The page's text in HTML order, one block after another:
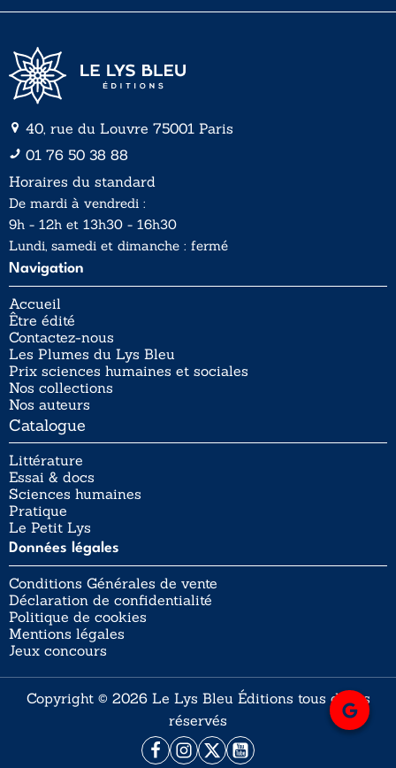
40, rue du Louvre 75001 Paris
01 76 50 38 88
Horaires du standard
De mardi à vendredi :
9h - 12h et 13h30 - 16h30
Lundi, samedi et dimanche : fermé
Navigation
Accueil
Être édité
Contactez-nous
Les Plumes du Lys Bleu
Prix sciences humaines et sociales
Nos collections
Nos auteurs
Catalogue
Littérature
Essai & docs
Sciences humaines
Pratique
Le Petit Lys
Données légales
Conditions Générales de vente
Déclaration de confidentialité
Politique de cookies
Mentions légales
Jeux concours
Copyright © 2026 Le Lys Bleu Éditions tous droits
réservés